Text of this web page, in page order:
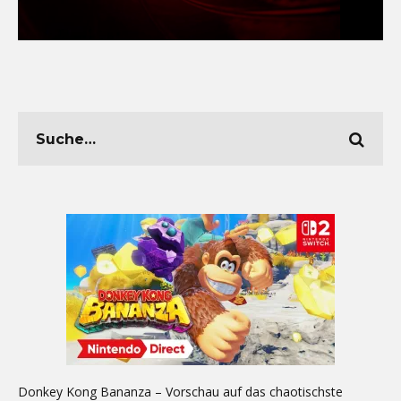
Donkey Kong Bananza – Vorschau auf das chaotischste